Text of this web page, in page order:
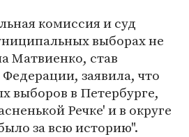
комиссия и суд
выборах не
Матвиенко, став
заявила, что
выборов в Петербурге,
Речке' и в округе
за всю историю".